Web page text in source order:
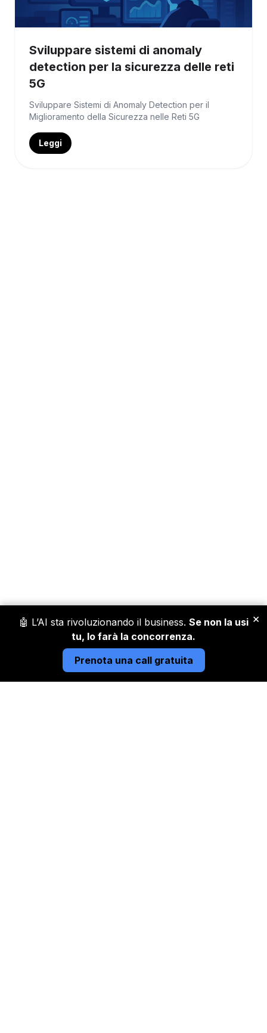
Sviluppare sistemi di anomaly
detection per la sicurezza delle reti
5G
Sviluppare Sistemi di Anomaly Detection per il
Miglioramento della Sicurezza nelle Reti 5G
Leggi
×
🤖 L’AI sta rivoluzionando il business. Se non la usi
tu, lo farà la concorrenza.
Prenota una call gratuita